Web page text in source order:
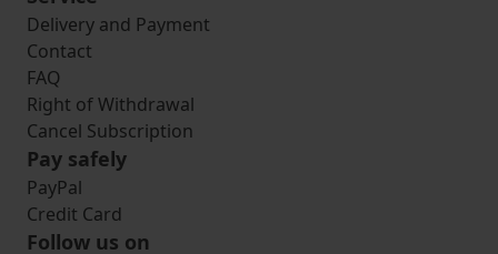
Delivery and Payment
Contact
FAQ
Right of Withdrawal
Cancel Subscription
Pay safely
PayPal
Credit Card
Follow us on